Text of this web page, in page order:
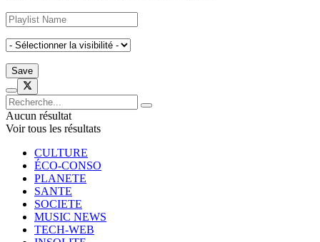
Aucun résultat
Voir tous les résultats
CULTURE
ÉCO-CONSO
PLANETE
SANTE
SOCIETE
MUSIC NEWS
TECH-WEB